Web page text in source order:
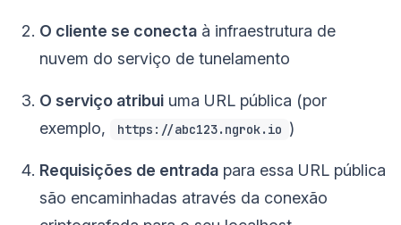
O cliente se conecta à infraestrutura de
nuvem do serviço de tunelamento
O serviço atribui uma URL pública (por
exemplo,
https://abc123.ngrok.io )
Requisições de entrada para essa URL pública
são encaminhadas através da conexão